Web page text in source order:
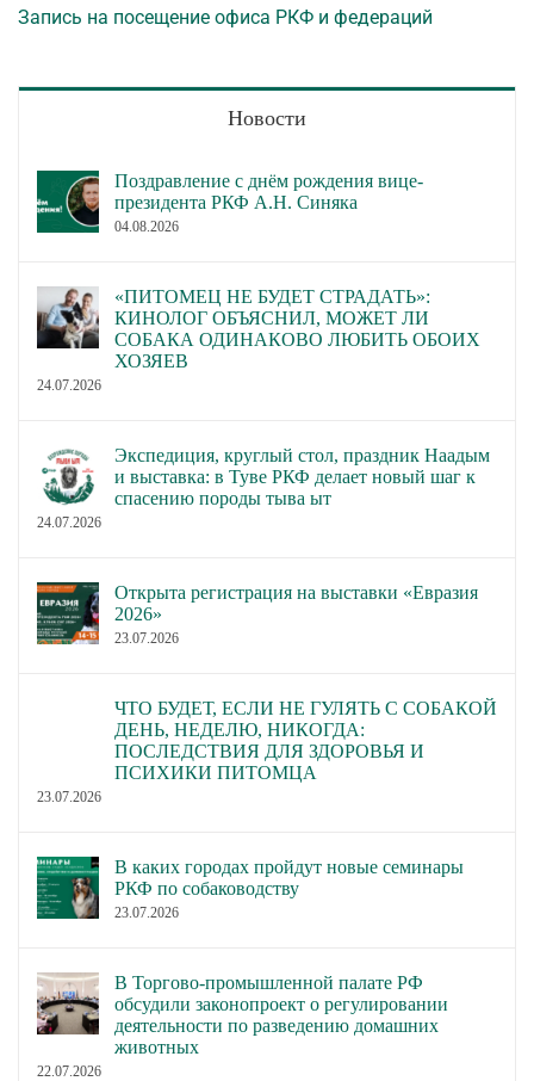
Запись на посещение офиса РКФ и федераций
Новости
Поздравление с днём рождения вице-
президента РКФ А.Н. Синяка
04.08.2026
«ПИТОМЕЦ НЕ БУДЕТ СТРАДАТЬ»:
КИНОЛОГ ОБЪЯСНИЛ, МОЖЕТ ЛИ
СОБАКА ОДИНАКОВО ЛЮБИТЬ ОБОИХ
ХОЗЯЕВ
24.07.2026
Экспедиция, круглый стол, праздник Наадым
и выставка: в Туве РКФ делает новый шаг к
спасению породы тыва ыт
24.07.2026
Открыта регистрация на выставки «Евразия
2026»
23.07.2026
ЧТО БУДЕТ, ЕСЛИ НЕ ГУЛЯТЬ С СОБАКОЙ
ДЕНЬ, НЕДЕЛЮ, НИКОГДА:
ПОСЛЕДСТВИЯ ДЛЯ ЗДОРОВЬЯ И
ПСИХИКИ ПИТОМЦА
23.07.2026
В каких городах пройдут новые семинары
РКФ по собаководству
23.07.2026
В Торгово-промышленной палате РФ
обсудили законопроект о регулировании
деятельности по разведению домашних
животных
22.07.2026